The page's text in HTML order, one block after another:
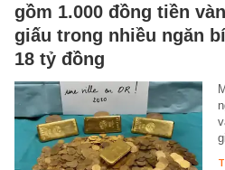
gồm 1.000 đồng tiền
giấu trong nhiều ngăn
18 tỷ đồng